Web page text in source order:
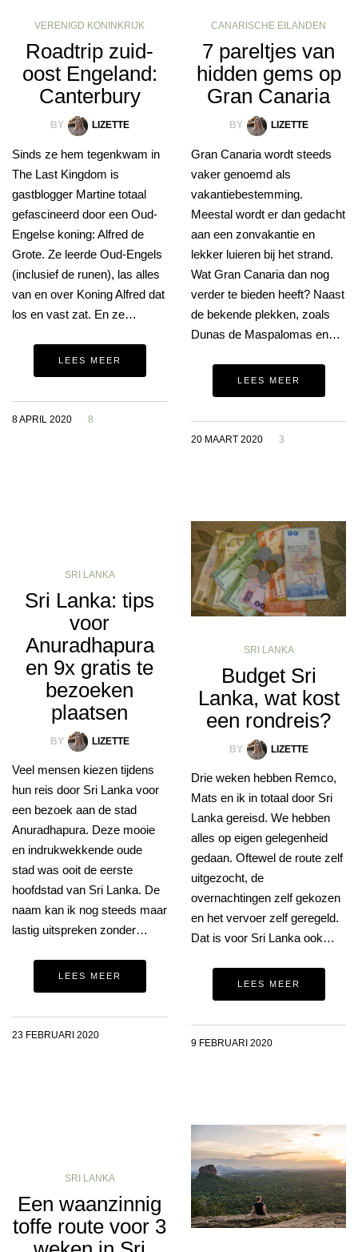
VERENIGD KONINKRIJK
Roadtrip zuid-
oost Engeland:
Canterbury
BY LIZETTE
Sinds ze hem tegenkwam in
The Last Kingdom is
gastblogger Martine totaal
gefascineerd door een Oud-
Engelse koning: Alfred de
Grote. Ze leerde Oud-Engels
(inclusief de runen), las alles
van en over Koning Alfred dat
los en vast zat. En ze…
LEES MEER
8 APRIL 2020 8
CANARISCHE EILANDEN
7 pareltjes van
hidden gems op
Gran Canaria
BY LIZETTE
Gran Canaria wordt steeds
vaker genoemd als
vakantiebestemming.
Meestal wordt er dan gedacht
aan een zonvakantie en
lekker luieren bij het strand.
Wat Gran Canaria dan nog
verder te bieden heeft? Naast
de bekende plekken, zoals
Dunas de Maspalomas en…
LEES MEER
20 MAART 2020 3
SRI LANKA
Sri Lanka: tips
voor
Anuradhapura
en 9x gratis te
bezoeken
plaatsen
BY LIZETTE
Veel mensen kiezen tijdens
hun reis door Sri Lanka voor
een bezoek aan de stad
Anuradhapura. Deze mooie
en indrukwekkende oude
stad was ooit de eerste
hoofdstad van Sri Lanka. De
naam kan ik nog steeds maar
lastig uitspreken zonder…
LEES MEER
23 FEBRUARI 2020
SRI LANKA
Budget Sri
Lanka, wat kost
een rondreis?
BY LIZETTE
Drie weken hebben Remco,
Mats en ik in totaal door Sri
Lanka gereisd. We hebben
alles op eigen gelegenheid
gedaan. Oftewel de route zelf
uitgezocht, de
overnachtingen zelf gekozen
en het vervoer zelf geregeld.
Dat is voor Sri Lanka ook…
LEES MEER
9 FEBRUARI 2020
SRI LANKA
Een waanzinnig
toffe route voor 3